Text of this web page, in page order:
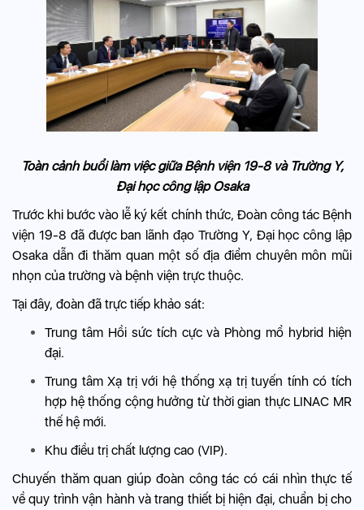
Toàn cảnh buổi làm việc giữa Bệnh viện 19-8 và Trường Y,
Đại học công lập Osaka
Trước khi bước vào lễ ký kết chính thức, Đoàn công tác Bệnh
viện 19-8 đã được ban lãnh đạo Trường Y, Đại học công lập
Osaka dẫn đi thăm quan một số địa điểm chuyên môn mũi
nhọn của trường và bệnh viện trực thuộc.
Tại đây, đoàn đã trực tiếp khảo sát:
Trung tâm Hồi sức tích cực và Phòng mổ hybrid hiện
đại.
Trung tâm Xạ trị với hệ thống xạ trị tuyến tính có tích
hợp hệ thống cộng hưởng từ thời gian thực LINAC MR
thế hệ mới.
Khu điều trị chất lượng cao (VIP).
Chuyến thăm quan giúp đoàn công tác có cái nhìn thực tế
về quy trình vận hành và trang thiết bị hiện đại, chuẩn bị cho